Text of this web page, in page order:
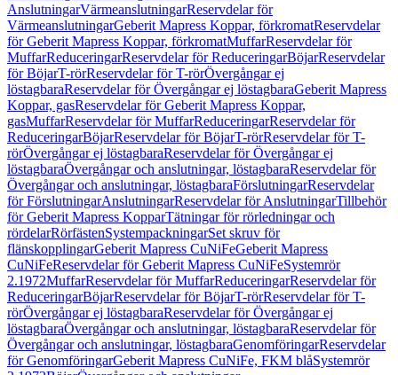
AnslutningarVärmeanslutningarReservdelar för
VärmeanslutningarGeberit Mapress Koppar, förkromatReservdelar
för Geberit Mapress Koppar, förkromatMuffarReservdelar för
MuffarReduceringarReservdelar för ReduceringarBöjarReservdelar
för BöjarT-rörReservdelar för T-rörÖvergångar ej
löstagbaraReservdelar för Övergångar ej löstagbaraGeberit Mapress
Koppar, gasReservdelar för Geberit Mapress Koppar,
gasMuffarReservdelar för MuffarReduceringarReservdelar för
ReduceringarBöjarReservdelar för BöjarT-rörReservdelar för T-
rörÖvergångar ej löstagbaraReservdelar för Övergångar ej
löstagbaraÖvergångar och anslutningar, löstagbaraReservdelar för
Övergångar och anslutningar, löstagbaraFörslutningarReservdelar
för FörslutningarAnslutningarReservdelar för AnslutningarTillbehör
för Geberit Mapress KopparTätningar för rörledningar och
rördelarRörfästenSystempackningarSet skruv för
flänskopplingarGeberit Mapress CuNiFeGeberit Mapress
CuNiFeReservdelar för Geberit Mapress CuNiFeSystemrör
2.1972MuffarReservdelar för MuffarReduceringarReservdelar för
ReduceringarBöjarReservdelar för BöjarT-rörReservdelar för T-
rörÖvergångar ej löstagbaraReservdelar för Övergångar ej
löstagbaraÖvergångar och anslutningar, löstagbaraReservdelar för
Övergångar och anslutningar, löstagbaraGenomföringarReservdelar
för GenomföringarGeberit Mapress CuNiFe, FKM blåSystemrör